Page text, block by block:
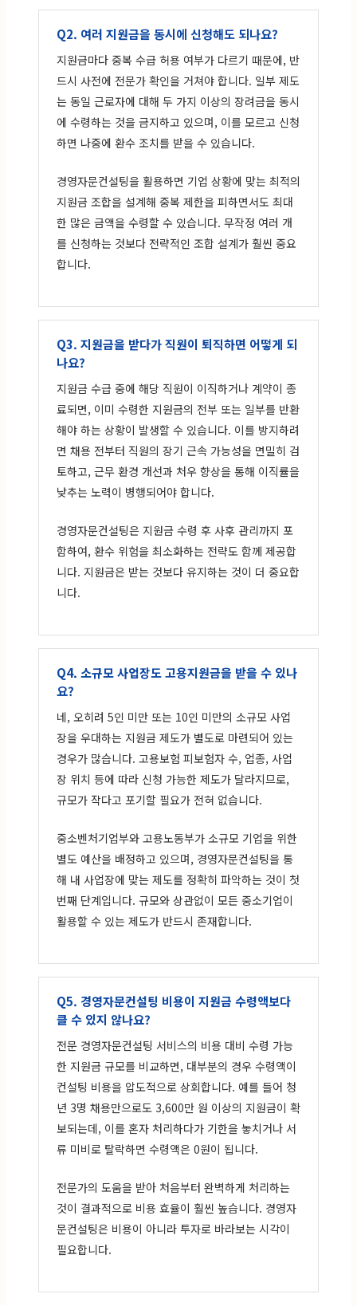
Q2. 여러 지원금을 동시에 신청해도 되나요?
지원금마다 중복 수급 허용 여부가 다르기 때문에, 반
드시 사전에 전문가 확인을 거쳐야 합니다. 일부 제도
는 동일 근로자에 대해 두 가지 이상의 장려금을 동시
에 수령하는 것을 금지하고 있으며, 이를 모르고 신청
하면 나중에 환수 조치를 받을 수 있습니다.
경영자문컨설팅을 활용하면 기업 상황에 맞는 최적의
지원금 조합을 설계해 중복 제한을 피하면서도 최대
한 많은 금액을 수령할 수 있습니다. 무작정 여러 개
를 신청하는 것보다 전략적인 조합 설계가 훨씬 중요
합니다.
Q3. 지원금을 받다가 직원이 퇴직하면 어떻게 되
나요?
지원금 수급 중에 해당 직원이 이직하거나 계약이 종
료되면, 이미 수령한 지원금의 전부 또는 일부를 반환
해야 하는 상황이 발생할 수 있습니다. 이를 방지하려
면 채용 전부터 직원의 장기 근속 가능성을 면밀히 검
토하고, 근무 환경 개선과 처우 향상을 통해 이직률을
낮추는 노력이 병행되어야 합니다.
경영자문컨설팅은 지원금 수령 후 사후 관리까지 포
함하여, 환수 위험을 최소화하는 전략도 함께 제공합
니다. 지원금은 받는 것보다 유지하는 것이 더 중요합
니다.
Q4. 소규모 사업장도 고용지원금을 받을 수 있나
요?
네, 오히려 5인 미만 또는 10인 미만의 소규모 사업
장을 우대하는 지원금 제도가 별도로 마련되어 있는
경우가 많습니다. 고용보험 피보험자 수, 업종, 사업
장 위치 등에 따라 신청 가능한 제도가 달라지므로,
규모가 작다고 포기할 필요가 전혀 없습니다.
중소벤처기업부와 고용노동부가 소규모 기업을 위한
별도 예산을 배정하고 있으며, 경영자문컨설팅을 통
해 내 사업장에 맞는 제도를 정확히 파악하는 것이 첫
번째 단계입니다. 규모와 상관없이 모든 중소기업이
활용할 수 있는 제도가 반드시 존재합니다.
Q5. 경영자문컨설팅 비용이 지원금 수령액보다
클 수 있지 않나요?
전문 경영자문컨설팅 서비스의 비용 대비 수령 가능
한 지원금 규모를 비교하면, 대부분의 경우 수령액이
컨설팅 비용을 압도적으로 상회합니다. 예를 들어 청
년 3명 채용만으로도 3,600만 원 이상의 지원금이 확
보되는데, 이를 혼자 처리하다가 기한을 놓치거나 서
류 미비로 탈락하면 수령액은 0원이 됩니다.
전문가의 도움을 받아 처음부터 완벽하게 처리하는
것이 결과적으로 비용 효율이 훨씬 높습니다. 경영자
문컨설팅은 비용이 아니라 투자로 바라보는 시각이
필요합니다.